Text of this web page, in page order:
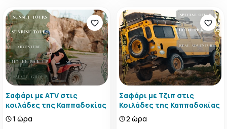
Σαφάρι με ATV στις
κοιλάδες της Καππαδοκίας
1 ώρα
Σαφάρι με Τζιπ στις
Κοιλάδες της Καππαδοκίας
2 ώρα